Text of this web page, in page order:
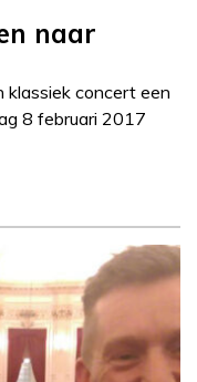
naar
klassiek concert een
8 februari 2017